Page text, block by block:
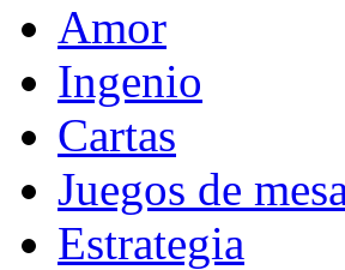
Amor
Ingenio
Cartas
Juegos de
Estrategia